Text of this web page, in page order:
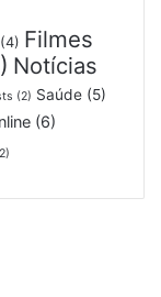
(4) Filmes
Notícias
(2) Saúde (5)
(6)